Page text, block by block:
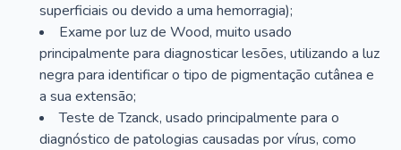
superficiais ou devido a uma hemorragia);
Exame por luz de Wood, muito usado
principalmente para diagnosticar lesões, utilizando a luz
negra para identificar o tipo de pigmentação cutânea e
a sua extensão;
Teste de Tzanck, usado principalmente para o
diagnóstico de patologias causadas por vírus, como